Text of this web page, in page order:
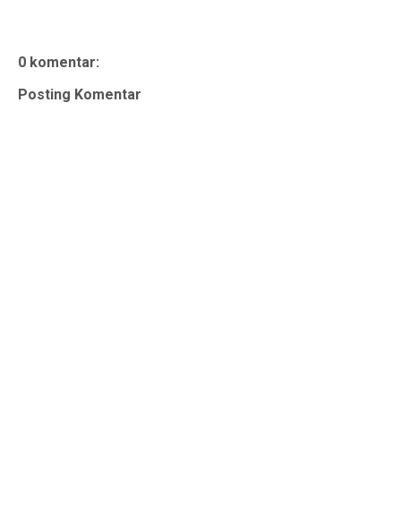
0 komentar:
Posting Komentar